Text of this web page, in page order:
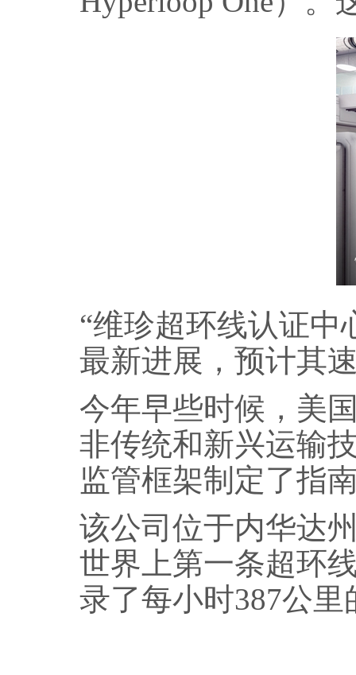
“维珍超环线认证中
最新进展，预计其
今年早些时候，美
非传统和新兴运输
监管框架制定了指
该公司位于内华达
世界上第一条超环
录了每小时387公里